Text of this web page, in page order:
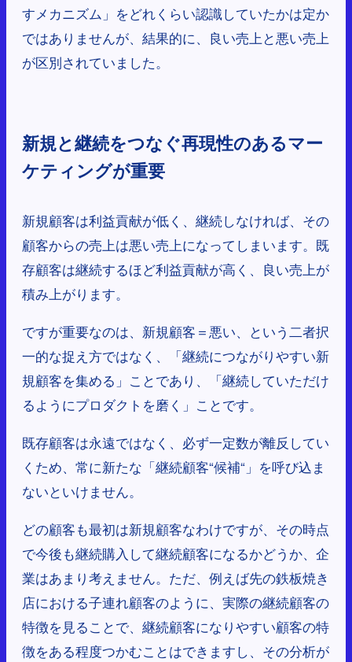
すメカニズム」をどれくらい認識していたかは定か
ではありませんが、結果的に、良い売上と悪い売上
が区別されていました。
新規と継続をつなぐ再現性のあるマー
ケティングが重要
新規顧客は利益貢献が低く、継続しなければ、その
顧客からの売上は悪い売上になってしまいます。既
存顧客は継続するほど利益貢献が高く、良い売上が
積み上がります。
ですが重要なのは、新規顧客＝悪い、という二者択
一的な捉え方ではなく、「継続につながりやすい新
規顧客を集める」ことであり、「継続していただけ
るようにプロダクトを磨く」ことです。
既存顧客は永遠ではなく、必ず一定数が離反してい
くため、常に新たな「継続顧客“候補“」を呼び込ま
ないといけません。
どの顧客も最初は新規顧客なわけですが、その時点
で今後も継続購入して継続顧客になるかどうか、企
業はあまり考えません。ただ、例えば先の鉄板焼き
店における子連れ顧客のように、実際の継続顧客の
特徴を見ることで、継続顧客になりやすい顧客の特
徴をある程度つかむことはできますし、その分析が